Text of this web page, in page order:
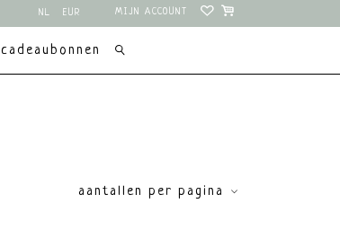
NL
EUR
MIJN ACCOUNT
cadeaubonnen
aantallen per pagina